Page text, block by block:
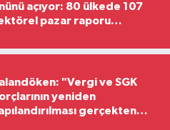
açıyor: 80 ülkede 107
pazar raporu
"Vergi ve SGK
yeniden
gerçekten